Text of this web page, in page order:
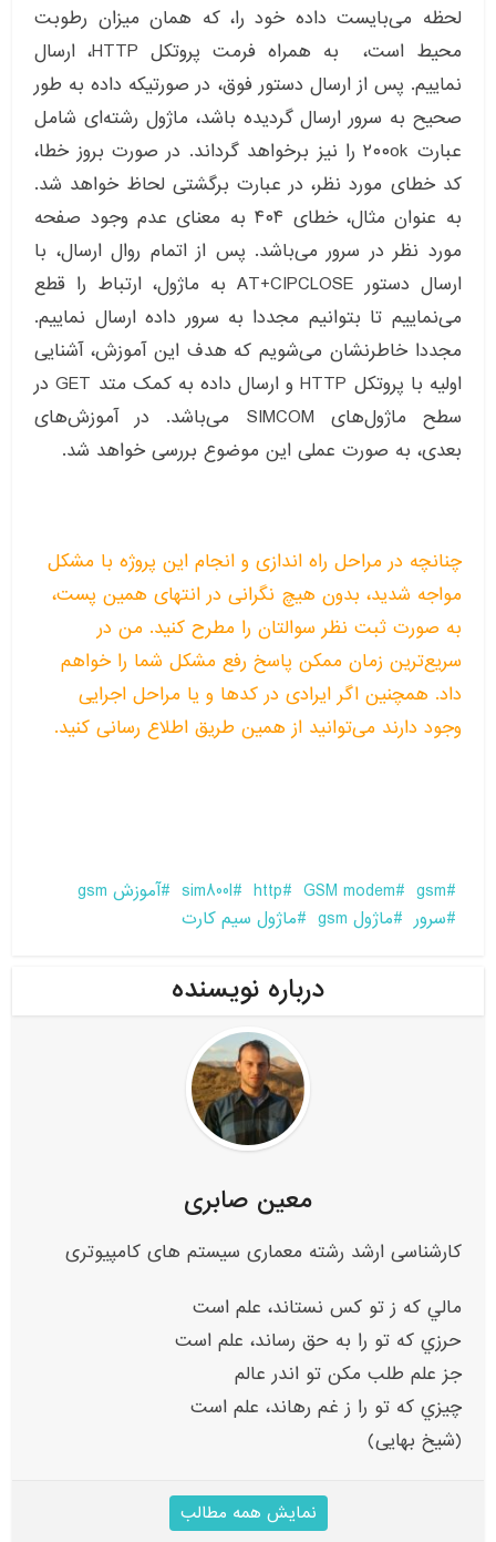
لحظه می‌بایست داده خود را، که همان میزان رطوبت
محیط است، به همراه فرمت پروتکل HTTP، ارسال
نماییم. پس از ارسال دستور فوق، در صورتیکه داده به طور
صحیح به سرور ارسال گردیده باشد، ماژول رشته‌ای شامل
عبارت ۲۰۰ok را نیز برخواهد گرداند. در صورت بروز خطا،
کد خطای مورد نظر، در عبارت برگشتی لحاظ خواهد شد.
به عنوان مثال، خطای ۴۰۴ به معنای عدم وجود صفحه
مورد نظر در سرور می‌باشد. پس از اتمام روال ارسال، با
ارسال دستور AT+CIPCLOSE به ماژول، ارتباط را قطع
می‌نماییم تا بتوانیم مجددا به سرور داده ارسال نماییم.
مجددا خاطرنشان می‌شویم که هدف این آموزش، آشنایی
اولیه با پروتکل HTTP و ارسال داده به کمک متد GET در
سطح ماژول‌های SIMCOM می‌باشد. در آموزش‌های
بعدی، به صورت عملی این موضوع بررسی خواهد شد.
چنانچه در مراحل راه اندازی و انجام این پروژه با مشکل
مواجه شدید، بدون هیچ نگرانی در انتهای همین پست،
به صورت ثبت نظر سوالتان را مطرح کنید. من در
سریع‌ترین زمان ممکن پاسخ رفع مشکل شما را خواهم
داد. همچنین اگر ایرادی در کدها و یا مراحل اجرایی
وجود دارند می‌توانید از همین طریق اطلاع رسانی کنید.
gsm
GSM modem
http
sim800l
آموزش gsm
سرور
ماژول gsm ماژول سیم کارت
درباره نویسنده
معین صابری
کارشناسی ارشد رشته معماری سیستم های کامپیوتری
مالي که ز تو کس نستاند، علم است
حرزي که تو را به حق رساند، علم است
جز علم طلب مکن تو اندر عالم
چيزي که تو را ز غم رهاند، علم است
(شیخ بهایی)
نمایش همه مطالب